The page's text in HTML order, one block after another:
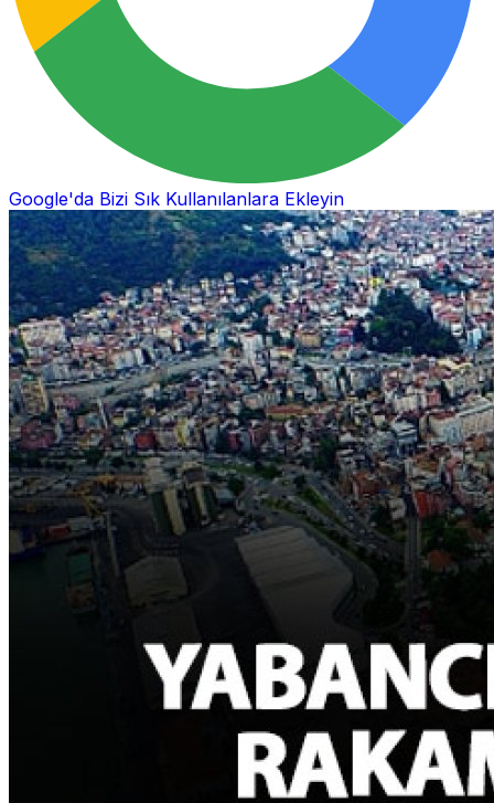
Google'da Bizi Sık Kullanılanlara Ekleyin